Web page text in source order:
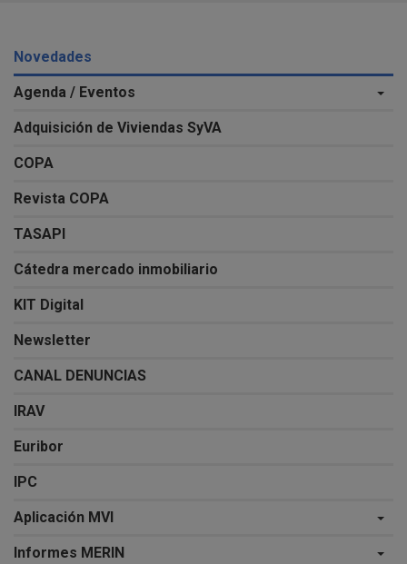
Novedades
Agenda / Eventos
Adquisición de Viviendas SyVA
COPA
Revista COPA
TASAPI
Cátedra mercado inmobiliario
KIT Digital
Newsletter
CANAL DENUNCIAS
IRAV
Euribor
IPC
Aplicación MVI
Informes MERIN